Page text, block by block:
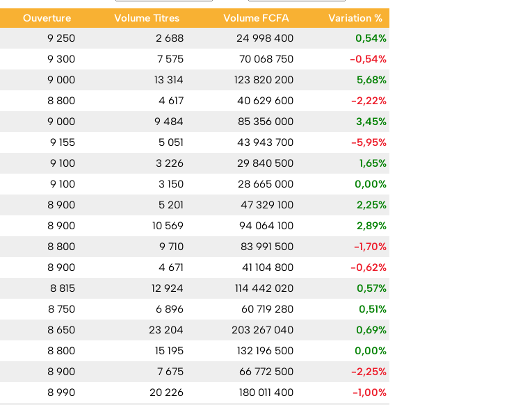
Ouverture Volume Titres Volume FCFA
Variation %
9 250 2 688 24 998 400
0,54%
9 300 7 575 70 068 750
-0,54%
9 000 13 314 123 820 200
5,68%
8 800 4 617 40 629 600
-2,22%
9 000 9 484 85 356 000
3,45%
9 155 5 051 43 943 700
-5,95%
9 100 3 226 29 840 500
1,65%
9 100 3 150 28 665 000
0,00%
8 900 5 201 47 329 100
2,25%
8 900 10 569 94 064 100
2,89%
8 800 9 710 83 991 500
-1,70%
8 900 4 671 41 104 800
-0,62%
8 815 12 924 114 442 020
0,57%
8 750 6 896 60 719 280
0,51%
8 650 23 204 203 267 040
0,69%
8 800 15 195 132 196 500
0,00%
8 900 7 675 66 772 500
-2,25%
8 990 20 226 180 011 400 -1,00%